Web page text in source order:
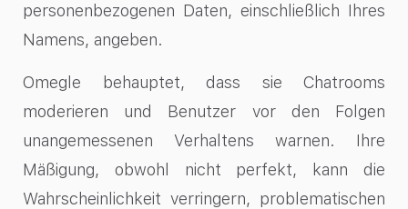
personenbezogenen Daten, einschließlich Ihres
Namens, angeben.
Omegle behauptet, dass sie Chatrooms
moderieren und Benutzer vor den Folgen
unangemessenen Verhaltens warnen. Ihre
Mäßigung, obwohl nicht perfekt, kann die
Wahrscheinlichkeit verringern, problematischen